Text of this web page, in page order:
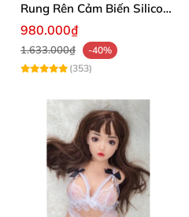
Rung Rên Cảm Biến Silicon
Mềm Mịn
980.000₫
1.633.000₫
-40%
(353)